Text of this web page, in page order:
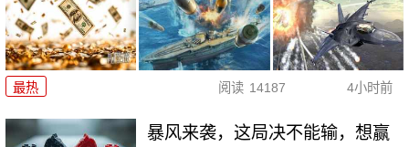
最热 阅读 14187 4小时前
暴风来袭，这局决不能输，想赢